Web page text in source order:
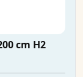
cm H2